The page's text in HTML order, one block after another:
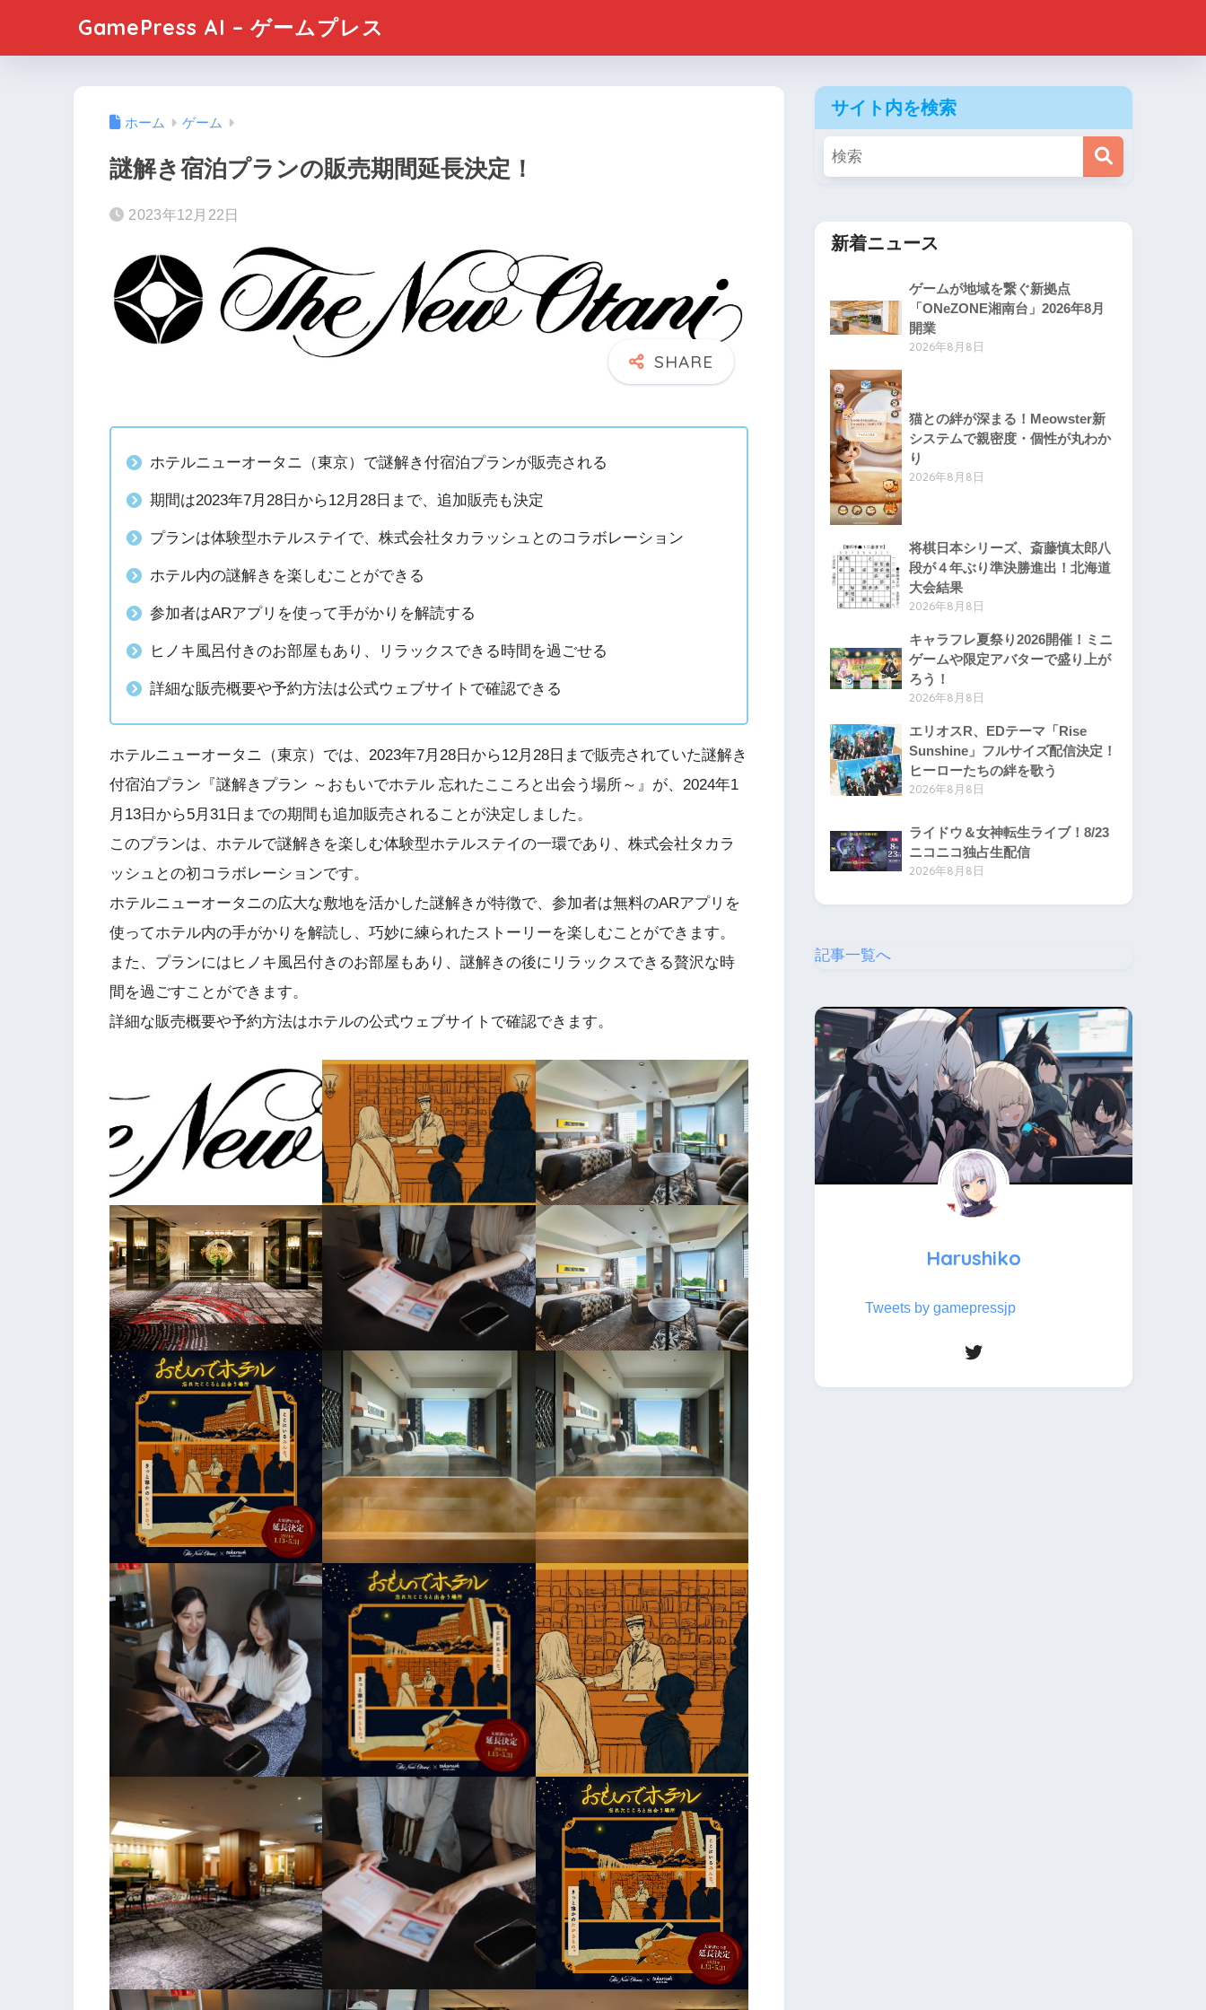
GamePress AI – ゲームプレス
ホーム ゲーム
謎解き宿泊プランの販売期間延長決定！
2023年12月22日
ホテルニューオータニ（東京）で謎解き付宿泊プランが販売される
期間は2023年7月28日から12月28日まで、追加販売も決定
プランは体験型ホテルステイで、株式会社タカラッシュとのコラボレーション
ホテル内の謎解きを楽しむことができる
参加者はARアプリを使って手がかりを解読する
ヒノキ風呂付きのお部屋もあり、リラックスできる時間を過ごせる
詳細な販売概要や予約方法は公式ウェブサイトで確認できる
ホテルニューオータニ（東京）では、2023年7月28日から12月28日まで販売されていた謎解き
付宿泊プラン『謎解きプラン ～おもいでホテル 忘れたこころと出会う場所～』が、2024年1
月13日から5月31日までの期間も追加販売されることが決定しました。
このプランは、ホテルで謎解きを楽しむ体験型ホテルステイの一環であり、株式会社タカラ
ッシュとの初コラボレーションです。
ホテルニューオータニの広大な敷地を活かした謎解きが特徴で、参加者は無料のARアプリを
使ってホテル内の手がかりを解読し、巧妙に練られたストーリーを楽しむことができます。
また、プランにはヒノキ風呂付きのお部屋もあり、謎解きの後にリラックスできる贅沢な時
間を過ごすことができます。
詳細な販売概要や予約方法はホテルの公式ウェブサイトで確認できます。
サイト内を検索
新着ニュース
ゲームが地域を繋ぐ新拠点
「ONeZONE湘南台」2026年8月
開業
2026年8月8日
猫との絆が深まる！Meowster新
システムで親密度・個性が丸わか
り
2026年8月8日
将棋日本シリーズ、斎藤慎太郎八
段が４年ぶり準決勝進出！北海道
大会結果
2026年8月8日
キャラフレ夏祭り2026開催！ミニ
ゲームや限定アバターで盛り上が
ろう！
2026年8月8日
エリオスR、EDテーマ「Rise
Sunshine」フルサイズ配信決定！
ヒーローたちの絆を歌う
2026年8月8日
ライドウ＆女神転生ライブ！8/23
ニコニコ独占生配信
2026年8月8日
記事一覧へ
Harushiko
Tweets by gamepressjp